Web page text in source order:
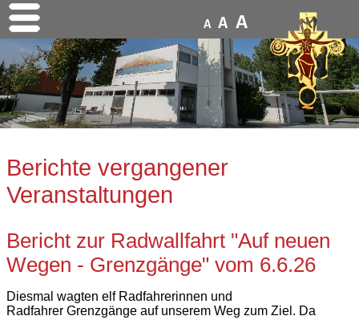
A A A
Berichte vergangener
Veranstaltungen
Bericht zur Radwallfahrt "Auf neuen
Wegen - Grenzgänge" vom 6.6.26
Diesmal wagten elf Radfahrerinnen und
Radfahrer Grenzgänge auf unserem Weg zum Ziel. Da